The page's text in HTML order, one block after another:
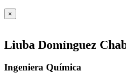
×
Liuba Domínguez
Ingeniera Química